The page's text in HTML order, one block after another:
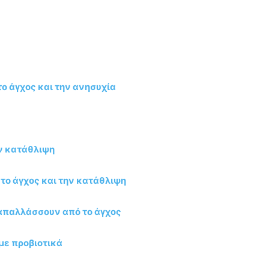
άγχος και την ανησυχία
κατάθλιψη
άγχος και την κατάθλιψη
από το άγχος
προβιοτικά